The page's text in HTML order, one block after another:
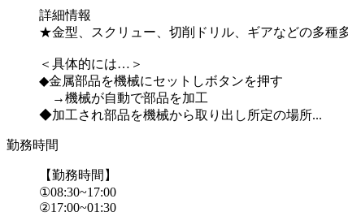
詳細情報
★金型、スクリュー、切削ドリル、ギアなどの多種
＜具体的には…＞
◆金属部品を機械にセットしボタンを押す
→機械が自動で部品を加工
◆加工され部品を機械から取り出し所定の場所...
勤務時間
【勤務時間】
①08:30~17:00
②17:00~01:30